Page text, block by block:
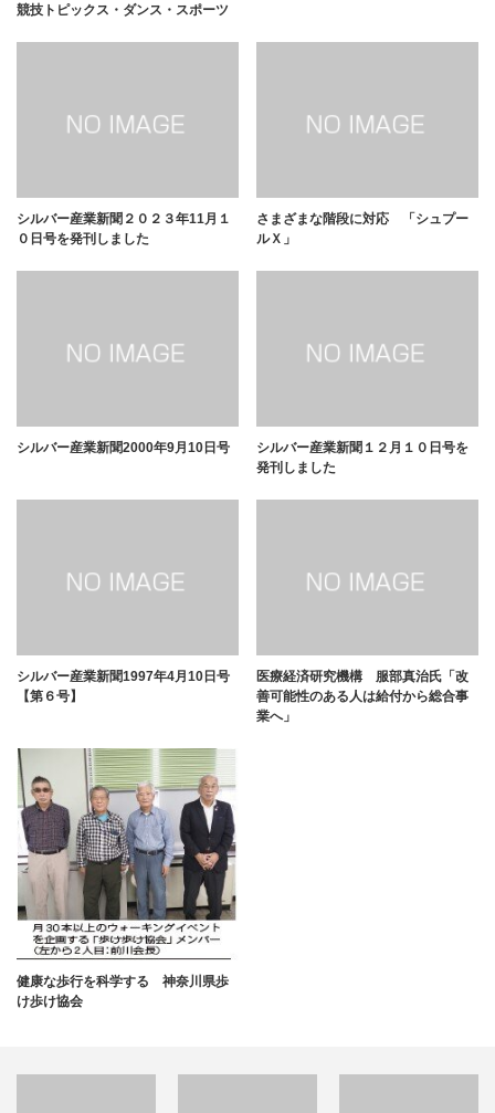
競技トピックス・ダンス・スポーツ
シルバー産業新聞２０２３年11月１
０日号を発刊しました
さまざまな階段に対応 「シュプー
ルＸ」
シルバー産業新聞2000年9月10日号
シルバー産業新聞１２月１０日号を
発刊しました
シルバー産業新聞1997年4月10日号
【第６号】
医療経済研究機構 服部真治氏「改
善可能性のある人は給付から総合事
業へ」
健康な歩行を科学する 神奈川県歩
け歩け協会